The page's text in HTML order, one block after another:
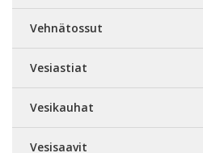
Vehnätossut
Vesiastiat
Vesikauhat
Vesisaavit